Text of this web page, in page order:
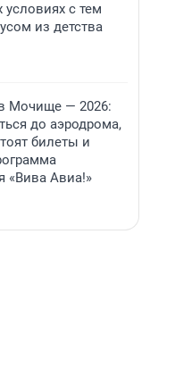
с тем
из детства
Мочище — 2026:
до аэродрома,
билеты и
«Вива Авиа!»